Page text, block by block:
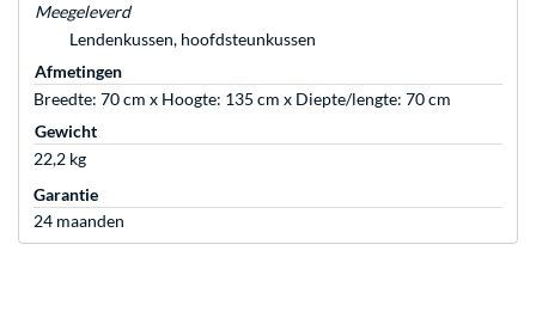
Meegeleverd
Lendenkussen, hoofdsteunkussen
Afmetingen
Breedte: 70 cm x Hoogte: 135 cm x Diepte/lengte: 70 cm
Gewicht
22,2 kg
Garantie
24 maanden